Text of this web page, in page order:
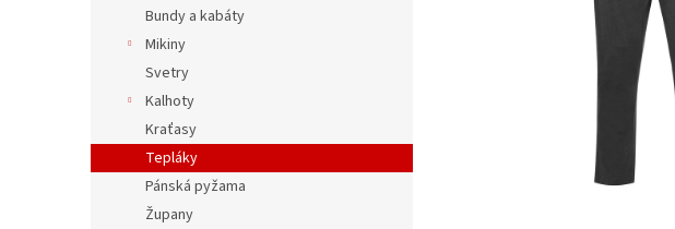
Bundy a kabáty
Mikiny
Svetry
Kalhoty
Kraťasy
Tepláky
Pánská pyžama
Župany